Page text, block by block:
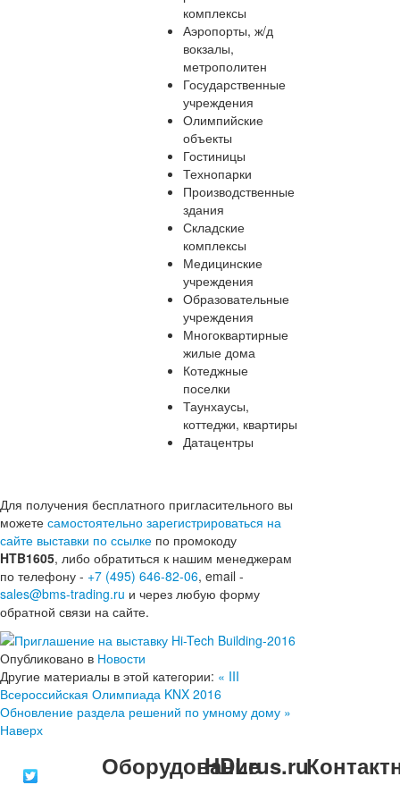
комплексы
Аэропорты, ж/д
вокзалы,
метрополитен
Государственные
учреждения
Олимпийские
объекты
Гостиницы
Технопарки
Производственные
здания
Складские
комплексы
Медицинские
учреждения
Образовательные
учреждения
Многоквартирные
жилые дома
Котеджные
поселки
Таунхаусы,
коттеджи, квартиры
Датацентры
Для получения бесплатного пригласительного вы
можете самостоятельно зарегистрироваться на
сайте выставки по ссылке по промокоду
HTB1605, либо обратиться к нашим менеджерам
по телефону - +7 (495) 646-82-06, email -
sales@bms-trading.ru и через любую форму
обратной связи на сайте.
Опубликовано в Новости
Другие материалы в этой категории: « III
Всероссийская Олимпиада KNX 2016
Обновление раздела решений по умному дому »
Наверх
Оборудование
HDLrus.ru